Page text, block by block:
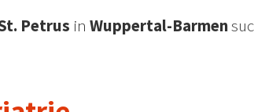
Petrus in Wuppertal-Barmen